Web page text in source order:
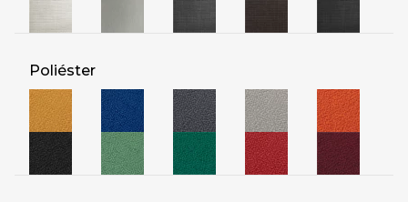
Poliéster